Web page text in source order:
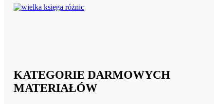
KATEGORIE DARMOWYCH
MATERIAŁÓW